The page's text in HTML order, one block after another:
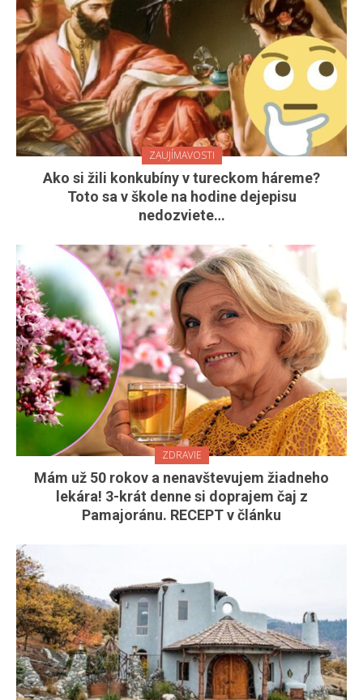
ZAUJÍMAVOSTI
Ako si žili konkubíny v tureckom háreme?
Toto sa v škole na hodine dejepisu
nedozviete…
ZDRAVIE
Mám už 50 rokov a nenavštevujem žiadneho
lekára! 3-krát denne si doprajem čaj z
Pamajoránu. RECEPT v článku